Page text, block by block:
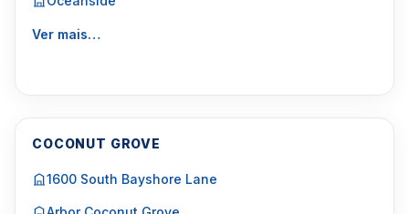
Ver mais…
COCONUT GROVE
1600 South Bayshore Lane